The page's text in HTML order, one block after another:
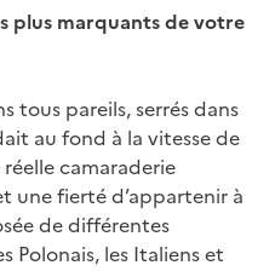
plus marquants de votre
tous pareils, serrés dans
au fond à la vitesse de
camaraderie
une fierté d’appartenir à
de différentes
Polonais, les Italiens et